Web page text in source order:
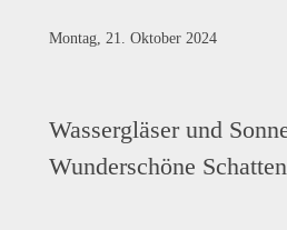
Montag, 21. Oktober 2024
Wassergläser und
Wunderschöne